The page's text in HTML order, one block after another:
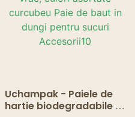
Uchampak - Paiele de
hartie biodegradabile in